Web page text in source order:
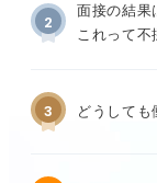
2
面接の結果
これって不
3 どうしても